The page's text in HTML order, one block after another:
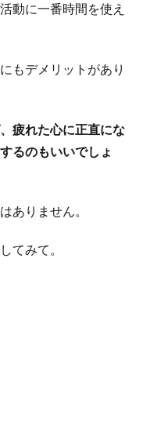
動に一番時間を使え
もデメリットがあり
疲れた心に正直にな
るのもいいでしょ
ありません。
てみて。